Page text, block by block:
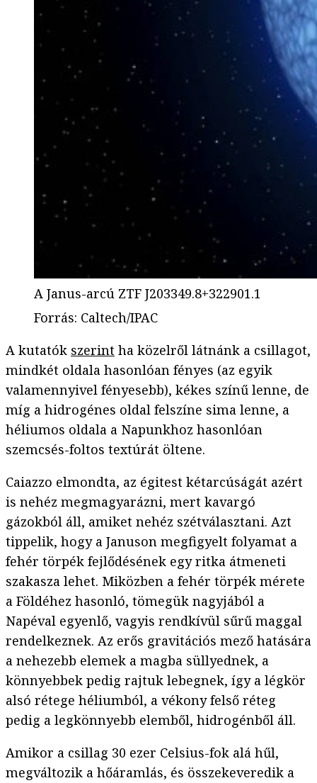
A Janus-arcú ZTF J203349.8+322901.1
Forrás: Caltech/IPAC
A kutatók szerint ha közelről látnánk a csillagot,
mindkét oldala hasonlóan fényes (az egyik
valamennyivel fényesebb), kékes színű lenne, de
míg a hidrogénes oldal felszíne sima lenne, a
héliumos oldala a Napunkhoz hasonlóan
szemcsés-foltos textúrát öltene.
Caiazzo elmondta, az égitest kétarcúságát azért
is nehéz megmagyarázni, mert kavargó
gázokból áll, amiket nehéz szétválasztani. Azt
tippelik, hogy a Januson megfigyelt folyamat a
fehér törpék fejlődésének egy ritka átmeneti
szakasza lehet. Miközben a fehér törpék mérete
a Földéhez hasonló, tömegük nagyjából a
Napéval egyenlő, vagyis rendkívül sűrű maggal
rendelkeznek. Az erős gravitációs mező hatására
a nehezebb elemek a magba süllyednek, a
könnyebbek pedig rajtuk lebegnek, így a légkör
alsó rétege héliumból, a vékony felső réteg
pedig a legkönnyebb elemből, hidrogénből áll.
Amikor a csillag 30 ezer Celsius-fok alá hűl,
megváltozik a hőáramlás, és összekeveredik a